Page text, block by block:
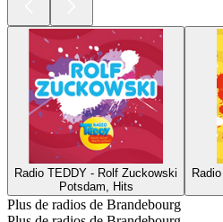
Radio TEDDY - Rolf Zuckowski
Potsdam, Hits
Plus de radios de Brandebourg